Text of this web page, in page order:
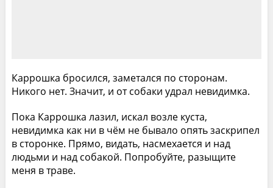
Каррошка бросился, заметался по сторонам.
Никого нет. Значит, и от собаки удрал невидимка.
Пока Каррошка лазил, искал возле куста,
невидимка как ни в чём не бывало опять заскрипел
в сторонке. Прямо, видать, насмехается и над
людьми и над собакой. Попробуйте, разыщите
меня в траве.